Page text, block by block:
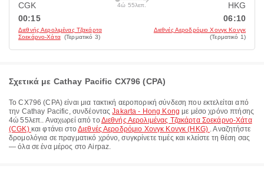
CGK
00:15
Διεθνής Αερολιμένας Τζακάρτα
Σοεκάρνο-Χάτα (Τερματικό 3)
4ώ 55λεπ.
HKG
06:10
Διεθνές Αεροδρόμιο Χονγκ Κονγκ
(Τερματικό 1)
Σχετικά με Cathay Pacific CX796 (CPA)
ΤοCX796 (CPA) είναι μια τακτική αεροπορική σύνδεση που εκτελείται από
την Cathay Pacific, συνδέονταςJakarta - Hong Kong με μέσο χρόνο πτήσης
4ώ 55λεπ.. Αναχωρεί από τοΔιεθνής Αερολιμένας Τζακάρτα Σοεκάρνο-Χάτα
(CGK) και φτάνει στοΔιεθνές Αεροδρόμιο Χονγκ Κονγκ (HKG) . Αναζητήστε
δρομολόγια σε πραγματικό χρόνο, συγκρίνετε τιμές και κλείστε τη θέση σας
— όλα σε ένα μέρος στο Airpaz.